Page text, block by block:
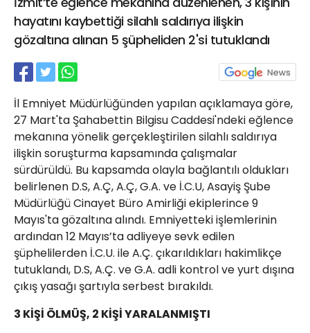
hayatını kaybettiği silahlı saldırıya ilişkin
gözaltına alınan 5 şüpheliden 2'si tutuklandı
İl Emniyet Müdürlüğünden yapılan açıklamaya göre,
27 Mart'ta Şahabettin Bilgisu Caddesi'ndeki eğlence
mekanına yönelik gerçekleştirilen silahlı saldırıya
ilişkin soruşturma kapsamında çalışmalar
sürdürüldü. Bu kapsamda olayla bağlantılı oldukları
belirlenen D.S, A.Ç, A.Ç, G.A. ve İ.C.U, Asayiş Şube
Müdürlüğü Cinayet Büro Amirliği ekiplerince 9
Mayıs'ta gözaltına alındı. Emniyetteki işlemlerinin
ardından 12 Mayıs’ta adliyeye sevk edilen
şüphelilerden İ.C.U. ile A.Ç. çıkarıldıkları hakimlikçe
tutuklandı, D.S, A.Ç. ve G.A. adli kontrol ve yurt dışına
çıkış yasağı şartıyla serbest bırakıldı.
3 KİŞİ ÖLMÜŞ, 2 KİŞİ YARALANMIŞTI
21 Gölcük
02624132333